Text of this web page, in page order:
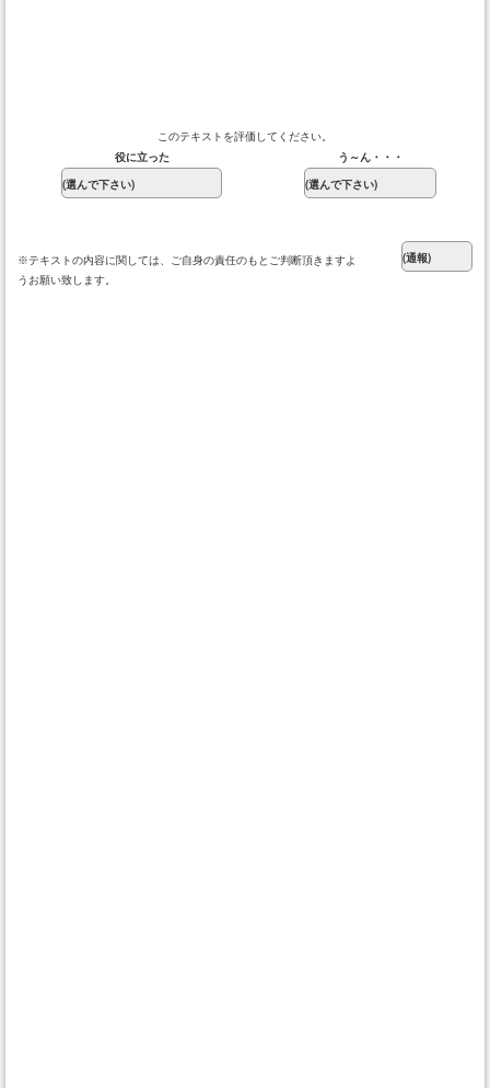
このテキストを評価してください。
役に立った
う～ん・・・
※テキストの内容に関しては、ご自身の責任のもとご判断頂きますよ
うお願い致します。